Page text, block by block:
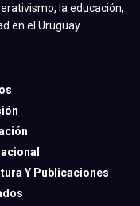
la educación,
en el Uruguay.
Y Publicaciones